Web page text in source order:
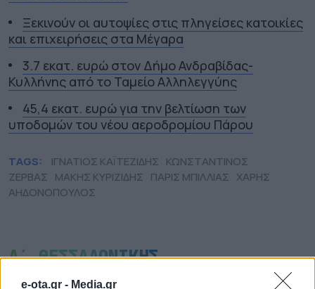
e-ota.gr - Media.gr
Ξεκινούν οι αυτοψίες στις πληγείσες κατοικίες
και επιχειρήσεις στα Μέγαρα
3.7 εκατ. ευρώ στον Δήμο Ανδραβίδας-
Κυλλήνης από το Ταμείο Αλληλεγγύης
45,4 εκατ. ευρώ για την βελτίωση των
υποδομών του νέου αεροδρομίου Πάρου
TAGS: ΙΓΝΑΤΙΟΣ ΚΑΪΤΕΖΙΔΗΣ ΚΩΝΣΤΑΝΤΙΝΟΣ
ΖΕΡΒΑΣ ΜΑΚΗΣ ΚΥΡΙΖΙΔΗΣ ΠΑΡΙΣ ΜΠΙΛΛΙΑΣ ΧΑΡΗΣ
ΑΗΔΟΝΟΠΟΥΛΟΣ
Α΄ ΘΕΣΣΑΛΟΝΙΚΗΣ